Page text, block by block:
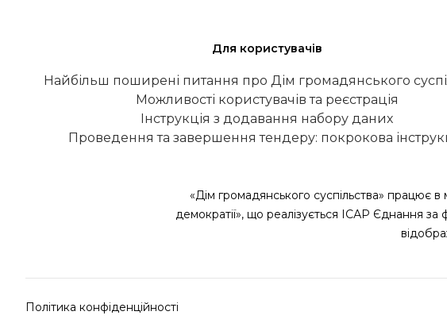
Для користувачів
Найбільш поширені питання про Дім громадянського
Можливості користувачів та реєстрація
Інструкція з додавання набору даних
Проведення та завершення тендеру: покрокова
«Дім громадянського суспільства» працює
демократії», що реалізується ІСАР Єднання за
Політика конфіденційності